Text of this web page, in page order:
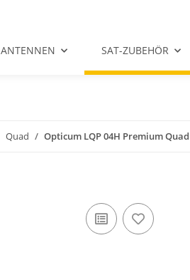
ANTENNEN SAT-ZUBEHÖR
Quad Opticum LQP 04H Premium